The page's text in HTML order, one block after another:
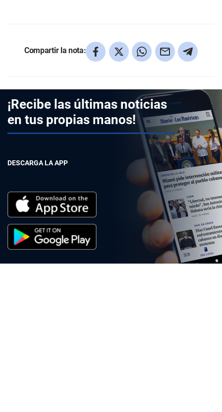
Compartir la nota:
¡Recibe las últimas noticias
en tus propias manos!
DESCARGA LA APP